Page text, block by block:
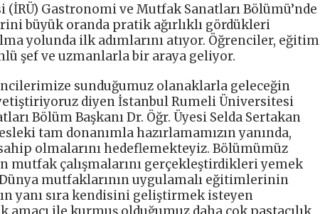
Gastronomi ve Mutfak Sanatları Bölümü’nde
büyük oranda pratik ağırlıklı gördükleri
yolunda ilk adımlarını atıyor. Öğrenciler, eğitim
şef ve uzmanlarla bir araya geliyor.
sunduğumuz olanaklarla geleceğin
diyen İstanbul Rumeli Üniversitesi
Bölüm Başkanı Dr. Öğr. Üyesi Selda Sertakan
tam donanımla hazırlamamızın yanında,
olmalarını hedeflemekteyiz. Bölümümüz
mutfak çalışmalarını gerçekleştirdikleri yemek
mutfaklarının uygulamalı eğitimlerinin
yanı sıra kendisini geliştirmek isteyen